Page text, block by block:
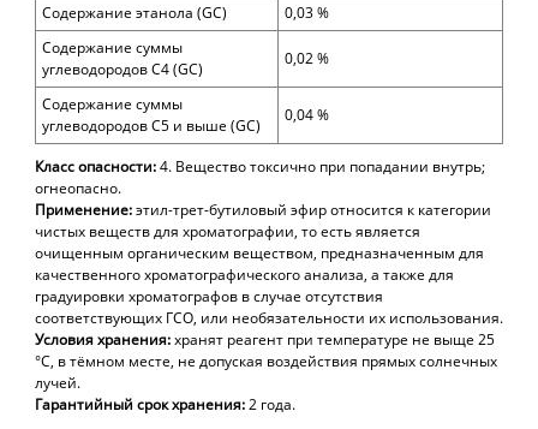
Содержание этанола (GC)
0,03 %
Содержание суммы
углеводородов С4 (GC)
0,02 %
Содержание суммы
углеводородов С5 и выше (GC)
0,04 %
Класс опасности:4. Вещество токсично при попадании внутрь;
огнеопасно.
Применение:этил-трет-бутиловый эфир относится к категории
чистых веществ для хроматографии, то есть является
очищенным органическим веществом, предназначенным для
качественного хроматографического анализа, а также для
градуировки хроматографов в случае отсутствия
соответствующих ГСО, или необязательности их использования.
Условия хранения:хранят реагент при температуре не выще 25
°С, в тёмном месте, не допуская воздействия прямых солнечных
лучей.
Гарантийный срок хранения:2 года.